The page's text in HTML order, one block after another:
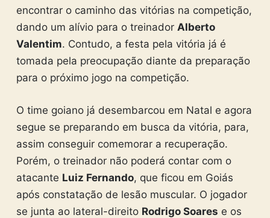
encontrar o caminho das vitórias na competição,
dando um alívio para o treinador Alberto
Valentim. Contudo, a festa pela vitória já é
tomada pela preocupação diante da preparação
para o próximo jogo na competição.
O time goiano já desembarcou em Natal e agora
segue se preparando em busca da vitória, para,
assim conseguir comemorar a recuperação.
Porém, o treinador não poderá contar com o
atacante Luiz Fernando, que ficou em Goiás
após constatação de lesão muscular. O jogador
se junta ao lateral-direito Rodrigo Soares e os